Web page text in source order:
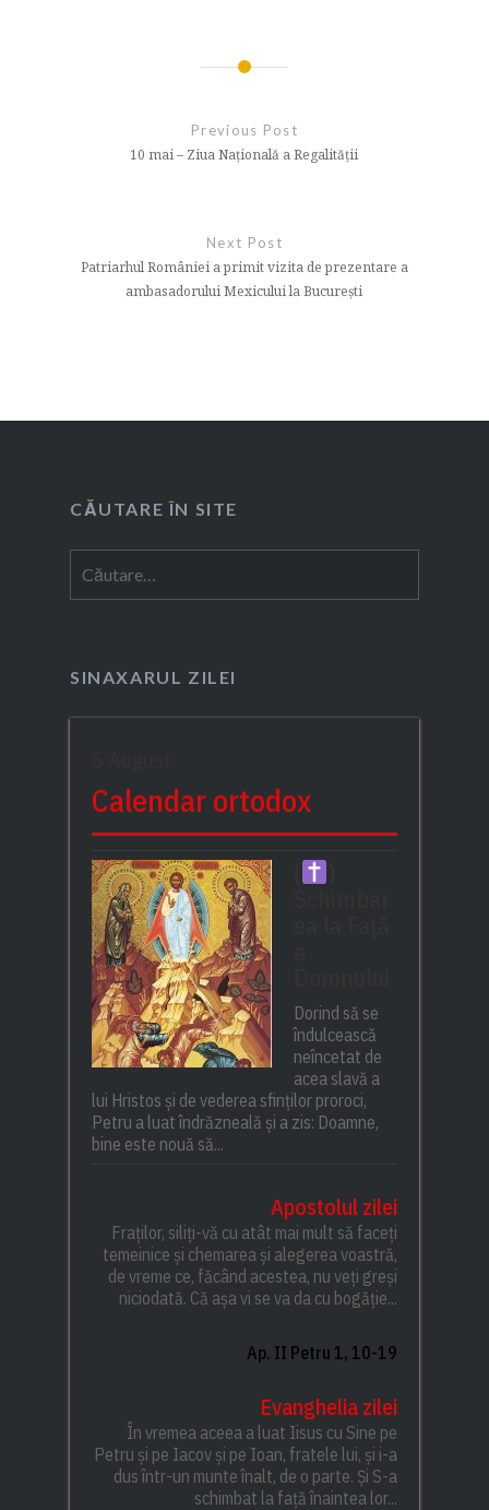
Previous Post
10 mai – Ziua Naţională a Regalităţii
Next Post
Patriarhul României a primit vizita de prezentare a
ambasadorului Mexicului la București
CĂUTARE ÎN SITE
după:
SINAXARUL ZILEI
Calendar ortodox
Dorind să se
îndulcească
neîncetat de
acea slavă a
lui Hristos și de vederea sfinților proroci,
Petru a luat îndrăzneală și a zis: Doamne,
bine este nouă să...
Apostolul zilei
Fraților, siliți-vă cu atât mai mult să faceți
temeinice și chemarea și alegerea voastră,
de vreme ce, făcând acestea, nu veți greși
niciodată. Că așa vi se va da cu bogăție...
Ap. II Petru 1, 10-19
Evanghelia zilei
În vremea aceea a luat Iisus cu Sine pe
Petru și pe Iacov și pe Ioan, fratele lui, și i-a
dus într-un munte înalt, de o parte. Și S-a
schimbat la față înaintea lor...